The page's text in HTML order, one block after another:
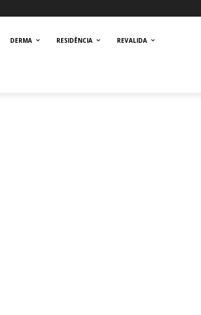
DERMA RESIDÊNCIA REVALIDA